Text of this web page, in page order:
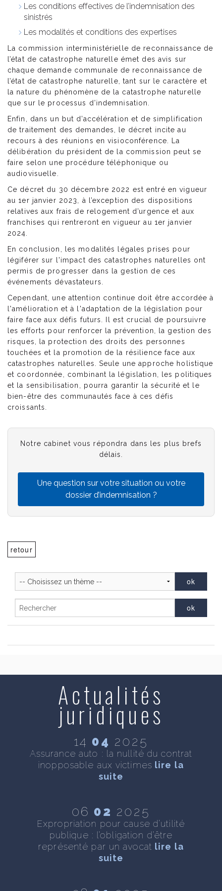
Les conditions effectives de l’indemnisation des
sinistrés
Les modalités et conditions des expertises
La commission interministérielle de reconnaissance de
l’état de catastrophe naturelle émet des avis sur
chaque demande communale de reconnaissance de
l’état de catastrophe naturelle, tant sur le caractère et
la nature du phénomène de la catastrophe naturelle
que sur le processus d’indemnisation.
Enfin, dans un but d’accélération et de simplification
de traitement des demandes, le décret incite au
recours à des réunions en visioconférence. La
délibération du président de la commission peut se
faire selon une procédure téléphonique ou
audiovisuelle.
Ce décret du 30 décembre 2022 est entré en vigueur
au 1er janvier 2023, à l’exception des dispositions
relatives aux frais de relogement d’urgence et aux
franchises qui rentreront en vigueur au 1er janvier
2024.
En conclusion, les modalités légales prises pour
légiférer sur l'impact des catastrophes naturelles ont
permis de progresser dans la gestion de ces
événements dévastateurs.
Cependant, une attention continue doit être accordée à
l'amélioration et à l'adaptation de la législation pour
faire face aux défis futurs. Il est crucial de poursuivre
les efforts pour renforcer la prévention, la gestion des
risques, la protection des droits des personnes
touchées et la promotion de la résilience face aux
catastrophes naturelles. Seule une approche holistique
et coordonnée, combinant la législation, les politiques
et la sensibilisation, pourra garantir la sécurité et le
bien-être des communautés face à ces défis
croissants.
Notre cabinet vous répondra dans les plus brefs
délais.
Une question sur votre situation ou votre
dossier d’indemnisation ?
retour
Actualités
juridiques
14 04 2025
Assurance auto : la nullité du contrat
inopposable aux victimes lire la
suite
06 02 2025
Expropriation pour cause d’utilité
publique : l’obligation d’être
représenté par un avocat lire la
suite